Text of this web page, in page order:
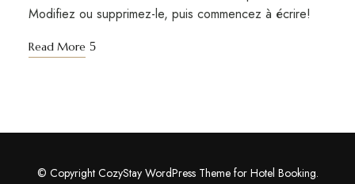
Modifiez ou supprimez-le, puis commencez à écrire!
Read More
© Copyright CozyStay WordPress Theme for Hotel Booking.